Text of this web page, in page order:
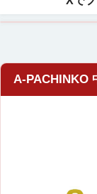
A-PACHINKO